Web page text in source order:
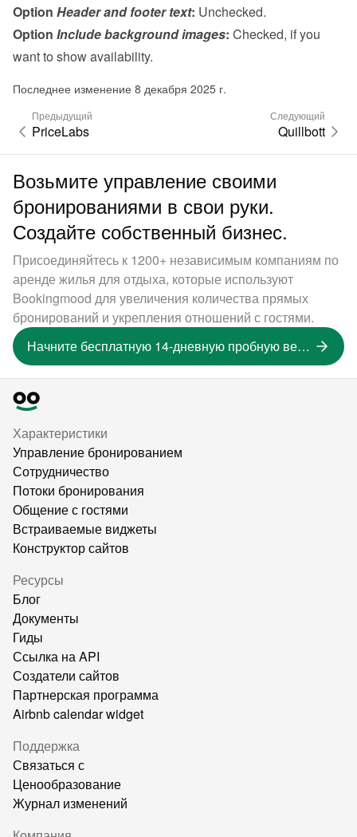
Option Header and footer text: Unchecked.
Option Include background images: Checked, if you
want to show availability.
Последнее изменение 8 декабря 2025 г.
Предыдущий
PriceLabs
Следующий
Quillbott
Возьмите управление своими
бронированиями в свои руки.
Создайте собственный бизнес.
Присоединяйтесь к 1200+ независимым компаниям по
аренде жилья для отдыха, которые используют
Bookingmood для увеличения количества прямых
бронирований и укрепления отношений с гостями.
Начните бесплатную 14-дневную пробную версию
Характеристики
Управление бронированием
Сотрудничество
Потоки бронирования
Общение с гостями
Встраиваемые виджеты
Конструктор сайтов
Ресурсы
Блог
Документы
Гиды
Ссылка на API
Создатели сайтов
Партнерская программа
Airbnb calendar widget
Поддержка
Связаться с
Ценообразование
Журнал изменений